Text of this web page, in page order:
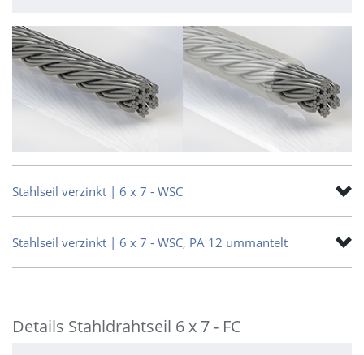
Stahlseil verzinkt | 6 x 7 - WSC
Stahlseil verzinkt | 6 x 7 - WSC, PA 12 ummantelt
Details Stahldrahtseil 6 x 7 - FC